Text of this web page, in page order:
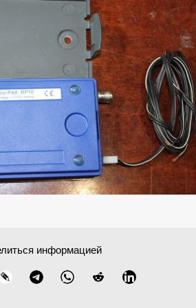
информацией